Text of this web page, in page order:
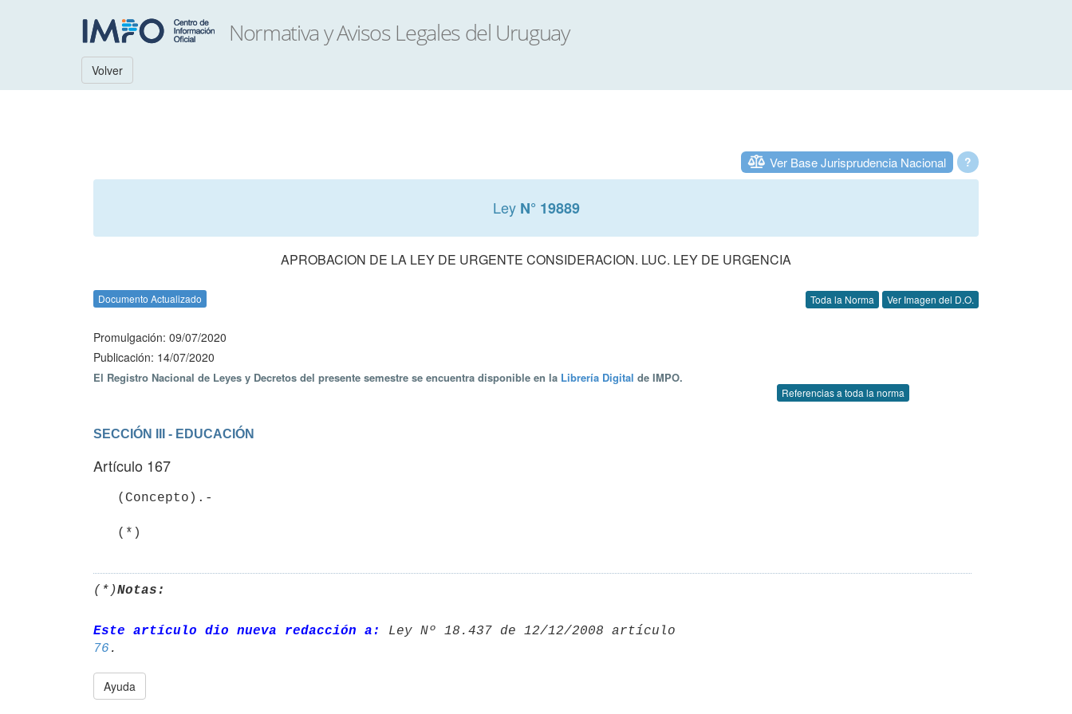
Volver
?
Ver Base Jurisprudencia Nacional
Ley N° 19889
APROBACION DE LA LEY DE URGENTE CONSIDERACION. LUC. LEY DE URGENCIA
Documento Actualizado Toda la Norma Ver Imagen del D.O.
Promulgación: 09/07/2020
Publicación: 14/07/2020
El Registro Nacional de Leyes y Decretos del presente semestre se encuentra disponible en la Librería Digital de IMPO.
Referencias a toda la norma
SECCIÓN III - EDUCACIÓN
Artículo 167
   (*)
(*)Notas:
Este artículo dio nueva redacción a:
76
Ayuda